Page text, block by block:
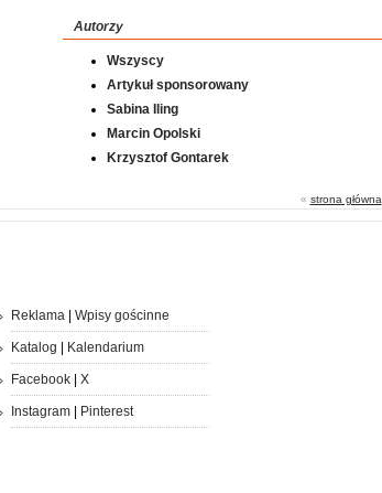
Autorzy
Wszyscy
Artykuł sponsorowany
Sabina Iling
Marcin Opolski
Krzysztof Gontarek
« strona główna
Reklama| Wpisy gościnne
Katalog Kalendarium
Facebook| X
Instagram| Pinterest